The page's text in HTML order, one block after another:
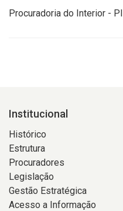
Procuradoria do Interior - PI
Institucional
Histórico
Estrutura
Procuradores
Legislação
Gestão Estratégica
Acesso a Informação